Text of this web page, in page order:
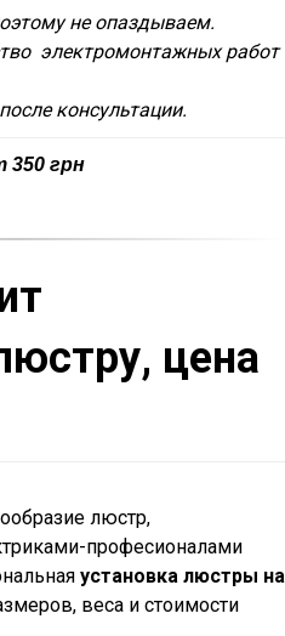
не опаздываем.
электромонтажных работ
консультации.
350 грн
цена
люстр,
професионалами
установка люстры на
веса и стоимости